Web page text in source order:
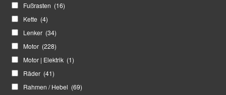
Fußrasten (16)
Kette (4)
Lenker (34)
Motor (228)
Motor | Elektrik (1)
Räder (41)
Rahmen / Hebel (69)